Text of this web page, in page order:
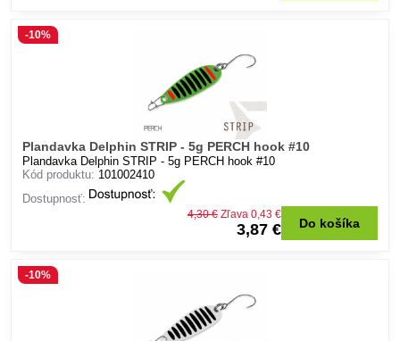
Plandavka Delphin STRIP - 5g PERCH hook #10
-10%
Plandavka Delphin STRIP - 5g PERCH hook #10
Kód produktu: 101002410
Dostupnosť:
3,87 €
4,30 € Zľava 0,43 €
Do košíka
-10%